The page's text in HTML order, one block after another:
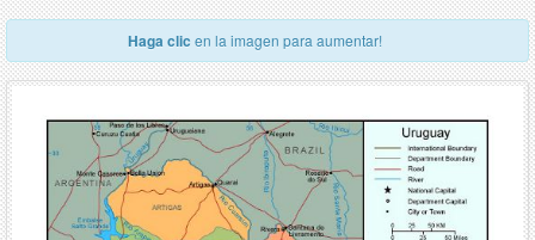
Haga clic en la imagen para aumentar!